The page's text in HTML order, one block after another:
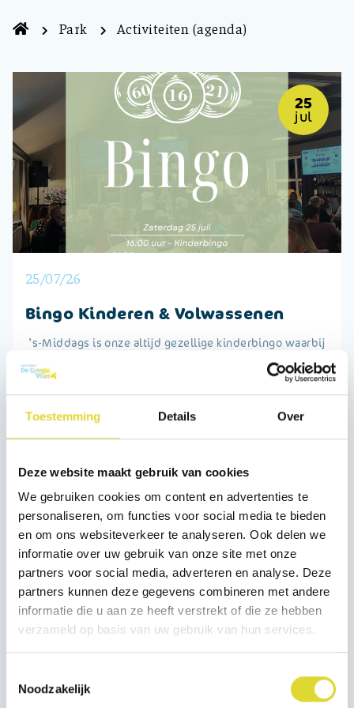
Toestemming Details Over
Deze website maakt gebruik van cookies
We gebruiken cookies om content en advertenties te
personaliseren, om functies voor social media te bieden
en om ons websiteverkeer te analyseren. Ook delen we
informatie over uw gebruik van onze site met onze
partners voor social media, adverteren en analyse. Deze
partners kunnen deze gegevens combineren met andere
informatie die u aan ze heeft verstrekt of die ze hebben
verzameld op basis van uw gebruik van hun services.
Noodzakelijk
Park Activiteiten (agenda)
25/07/26
Bingo Kinderen & Volwassenen
’s-Middags is onze altijd gezellige kinderbingo waarbij
ieder kind iets wint. De kinderbingo is gratis.
prijzen. € 3,00 per bingokaart en 6 kaarten voor € 15,00.
Om verzekerd te zijn van een plekje raden wij u aan om
voor diner. In verband met de drukte kunt u uw huisdier
niet meenemen.
Aanvang kinderbingo 16.00 uur in ’t Hartje.
Aanvang volwassenenbingo 21.00 uur in ’t Hartje.
25
jul
Volg ons op deSocials